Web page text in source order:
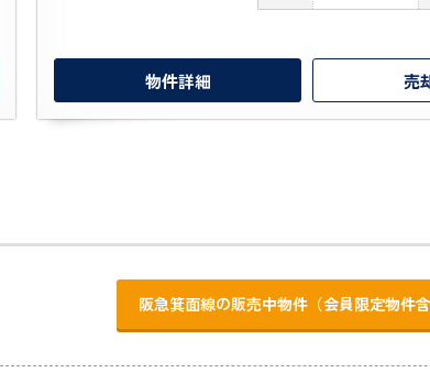
物件詳細 売
阪急箕面線の販売中物件（会員限定物件